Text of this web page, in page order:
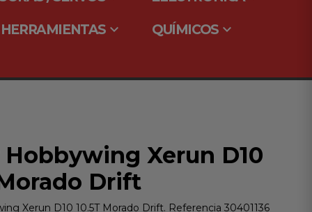
HERRAMIENTAS keyboard_arrow_down QUÍMICOSkeyboard_arrow_down
Xerun D10
Drift
Xerun D10 10.5T Morado Drift. Referencia 30401136